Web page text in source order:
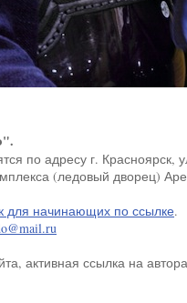
по адресу г. Красноярск,
(ледовый дворец)
для начинающих по ссылке.
активная ссылка на